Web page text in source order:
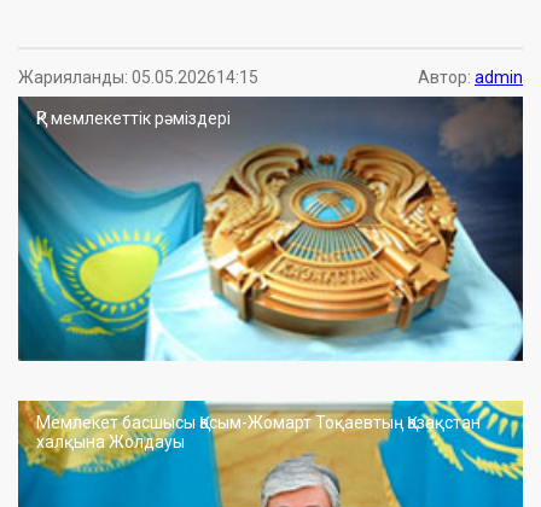
Жарияланды: 05.05.202614:15 Автор: admin
ҚР мемлекеттік рәміздері
Мемлекет басшысы Қасым-Жомарт Тоқаевтың Қазақстан
халқына Жолдауы